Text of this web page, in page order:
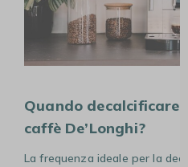
Quando decalcificare
caffè De’Longhi?
La frequenza ideale per la